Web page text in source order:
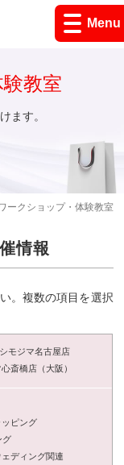
Menu
ークショップ・体験教室
教室
ます。
情報
。複数の項目を選択
シモジマ名古屋店
斎橋店（大阪）
ッピング
グ
ェディング関連